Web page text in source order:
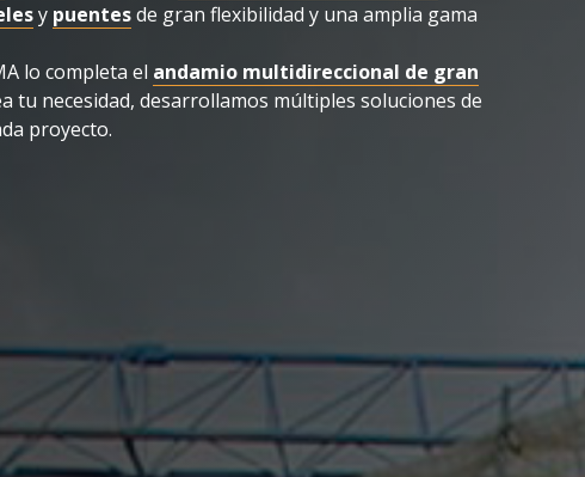
y puentesde gran flexibilidad y una amplia gama
lo completa el andamio multidireccional de gran
tu necesidad, desarrollamos múltiples soluciones de
proyecto.